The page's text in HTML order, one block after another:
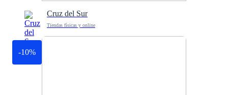
Cruz del Sur
Tiendas físicas y online
-10%